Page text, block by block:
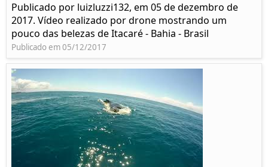
Publicado por luizluzzi132, em 05 de dezembro de
2017. Vídeo realizado por drone mostrando um
pouco das belezas de Itacaré - Bahia - Brasil
Publicado em 05/12/2017